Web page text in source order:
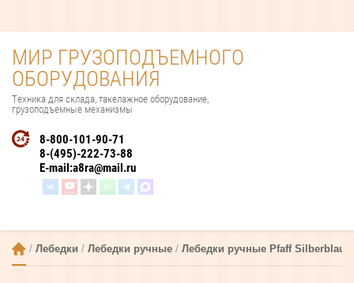
МИР ГРУЗОПОДЪЕМНОГО
ОБОРУДОВАНИЯ
Техника для склада, такелажное оборудование,
грузоподъемные механизмы
8-800-101-90-71
8-(495)-222-73-88
E-mail:a8ra@mail.ru
/ Лебедки / Лебедки ручные / Лебедки ручные Pfaff Silberblau